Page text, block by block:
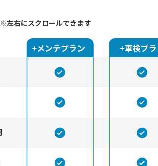
※左右にスクロールできます